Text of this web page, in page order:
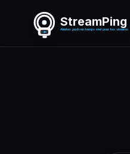
StreamPing
Alertes push en temps réel pour tes streams